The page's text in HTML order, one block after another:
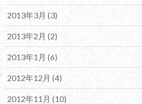
2013年3月 (3)
2013年2月 (2)
2013年1月 (6)
2012年12月 (4)
2012年11月 (10)